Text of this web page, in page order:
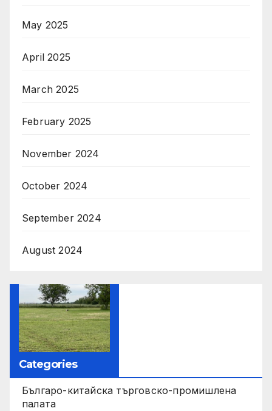
May 2025
April 2025
March 2025
February 2025
November 2024
October 2024
September 2024
August 2024
Categories
Българо-китайска търговско-промишлена
палата